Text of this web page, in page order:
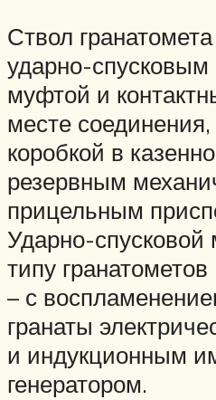
Ствол
ударно-
муфтой и
месте соединения,
коробкой в
резервным
прицельным
Ударно-спусковой
типу
– с
гранаты
и индукционным
генератором.